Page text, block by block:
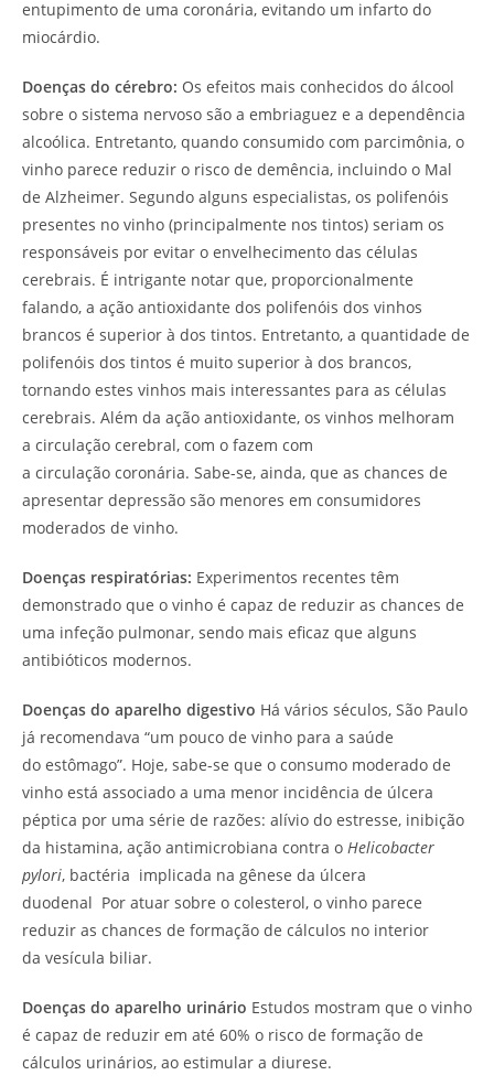
entupimento de uma coronária, evitando um infarto do
miocárdio.
Doenças do cérebro: Os efeitos mais conhecidos do álcool
sobre o sistema nervoso são a embriaguez e a dependência
alcoólica. Entretanto, quando consumido com parcimônia, o
vinho parece reduzir o risco de demência, incluindo o Mal
de Alzheimer. Segundo alguns especialistas, os polifenóis
presentes no vinho (principalmente nos tintos) seriam os
responsáveis por evitar o envelhecimento das células
cerebrais. É intrigante notar que, proporcionalmente
falando, a ação antioxidante dos polifenóis dos vinhos
brancos é superior à dos tintos. Entretanto, a quantidade de
polifenóis dos tintos é muito superior à dos brancos,
tornando estes vinhos mais interessantes para as células
cerebrais. Além da ação antioxidante, os vinhos melhoram
a circulação cerebral, com o fazem com
a circulação coronária. Sabe-se, ainda, que as chances de
apresentar depressão são menores em consumidores
moderados de vinho.
Doenças respiratórias: Experimentos recentes têm
demonstrado que o vinho é capaz de reduzir as chances de
uma infeção pulmonar, sendo mais eficaz que alguns
antibióticos modernos.
Doenças do aparelho digestivo Há vários séculos, São Paulo
já recomendava “um pouco de vinho para a saúde
do estômago”. Hoje, sabe-se que o consumo moderado de
vinho está associado a uma menor incidência de úlcera
péptica por uma série de razões: alívio do estresse, inibição
da histamina, ação antimicrobiana contra o Helicobacter
pylori, bactéria implicada na gênese da úlcera
duodenal Por atuar sobre o colesterol, o vinho parece
reduzir as chances de formação de cálculos no interior
da vesícula biliar.
Doenças do aparelho urinário Estudos mostram que o vinho
é capaz de reduzir em até 60% o risco de formação de
cálculos urinários, ao estimular a diurese.